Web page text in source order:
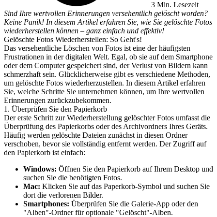
3 Min. Lesezeit
Sind Ihre wertvollen Erinnerungen versehentlich gelöscht worden?
Keine Panik! In diesem Artikel erfahren Sie, wie Sie gelöschte Fotos
wiederherstellen können – ganz einfach und effektiv!
Gelöschte Fotos Wiederherstellen: So Geht's!
Das versehentliche Löschen von Fotos ist eine der häufigsten
Frustrationen in der digitalen Welt. Egal, ob sie auf dem Smartphone
oder dem Computer gespeichert sind, der Verlust von Bildern kann
schmerzhaft sein. Glücklicherweise gibt es verschiedene Methoden,
um gelöschte Fotos wiederherzustellen. In diesem Artikel erfahren
Sie, welche Schritte Sie unternehmen können, um Ihre wertvollen
Erinnerungen zurückzubekommen.
1. Überprüfen Sie den Papierkorb
Der erste Schritt zur Wiederherstellung gelöschter Fotos umfasst die
Überprüfung des Papierkorbs oder des Archivordners Ihres Geräts.
Häufig werden gelöschte Dateien zunächst in diesen Ordner
verschoben, bevor sie vollständig entfernt werden. Der Zugriff auf
den Papierkorb ist einfach:
Windows: Öffnen Sie den Papierkorb auf Ihrem Desktop und
suchen Sie die benötigten Fotos.
Mac: Klicken Sie auf das Paperkorb-Symbol und suchen Sie
dort die verlorenen Bilder.
Smartphones: Überprüfen Sie die Galerie-App oder den
"Alben"-Ordner für optionale "Gelöscht"-Alben.